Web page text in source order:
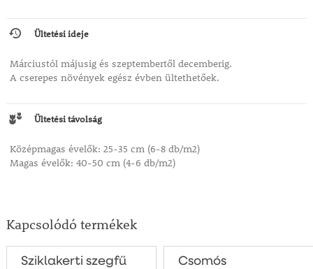
Ültetési ideje
Márciustól májusig és szeptembertől decemberig.
A cserepes növények egész évben ültethetőek.
Ültetési távolság
Középmagas évelők: 25-35 cm (6-8 db/m2)
Magas évelők: 40-50 cm (4-6 db/m2)
Kapcsolódó termékek
Sziklakerti szegfű
Csomós